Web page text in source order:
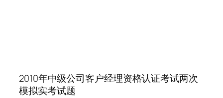
2010年中级公司客户经理资格认证考试两次
模拟实考试题